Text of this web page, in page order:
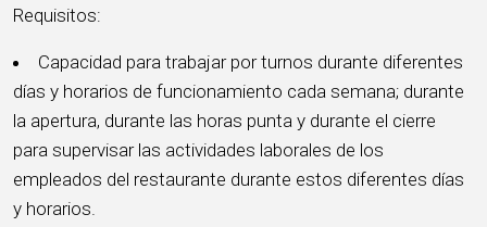
Requisitos:
Capacidad para trabajar por turnos durante diferentes
días y horarios de funcionamiento cada semana; durante
la apertura, durante las horas punta y durante el cierre
para supervisar las actividades laborales de los
empleados del restaurante durante estos diferentes días
y horarios.